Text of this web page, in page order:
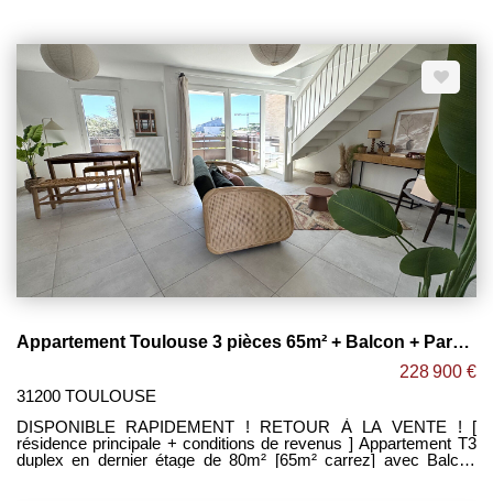
placards. -Salle de bain avec sèche serviettes et double
vasque. -WC séparé. -2 places de parking avec accès
sécurisé. -Belles prestations : peinture lisse, carrelage 45x45,
parquet dans les chambres, volets roulants électriques,
placards aménagés. Maxime FONTENELLE LES CLEFS
TOULOUSAINES
Appartement Toulouse 3 pièces 65m² + Balcon + Parking sous-sol ! BARRIERE DE PARIS
228 900 €
31200 TOULOUSE
DISPONIBLE RAPIDEMENT ! RETOUR À LA VENTE ! [
résidence principale + conditions de revenus ] Appartement T3
duplex en dernier étage de 80m² [65m² carrez] avec Balcon